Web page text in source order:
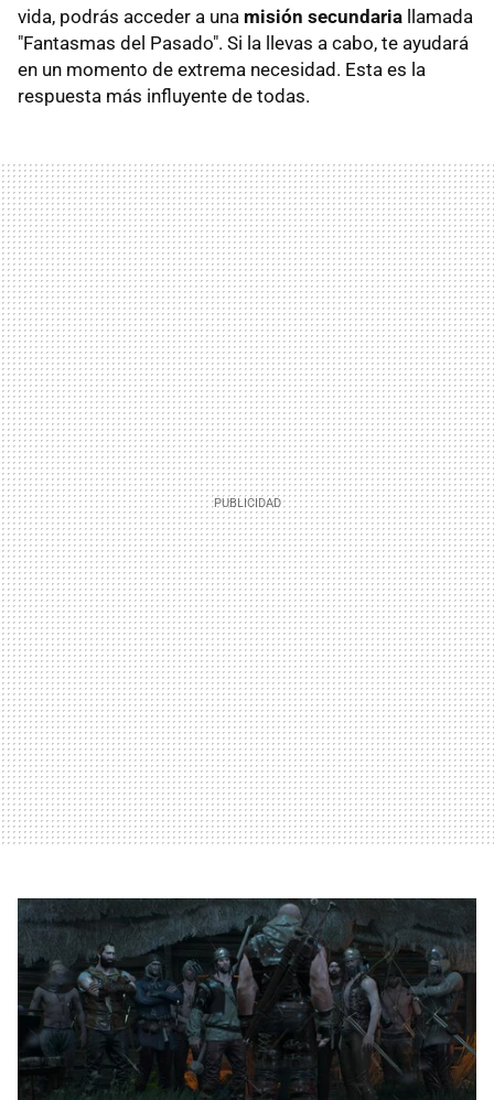
vida, podrás acceder a una misión secundaria llamada
"Fantasmas del Pasado". Si la llevas a cabo, te ayudará
en un momento de extrema necesidad. Esta es la
respuesta más influyente de todas.